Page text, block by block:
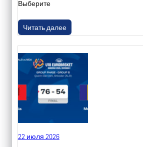
Выберите
Читать далее
22 июля 2026